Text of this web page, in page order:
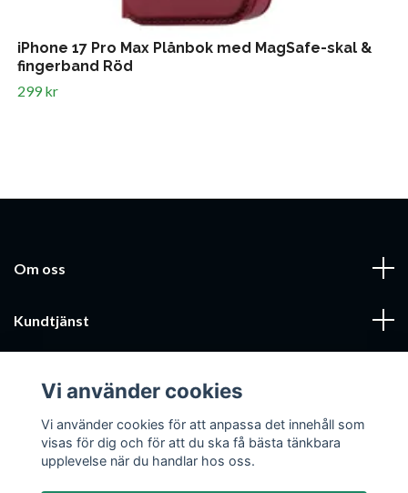
iPhone 17 Pro Max Plånbok med MagSafe-skal &
fingerband Röd
299 kr
Om oss
Kundtjänst
Sociala medier
Vi använder cookies
Vi använder cookies för att anpassa det innehåll som
visas för dig och för att du ska få bästa tänkbara
upplevelse när du handlar hos oss.